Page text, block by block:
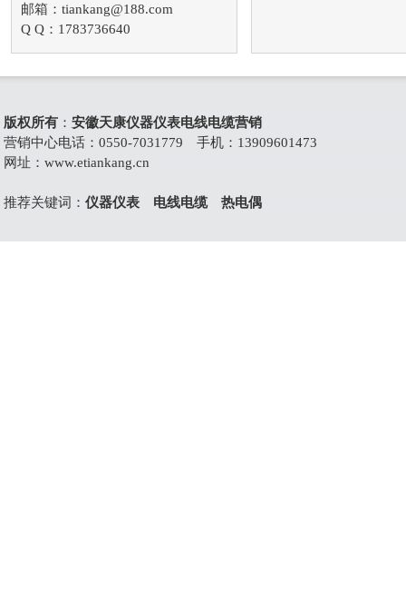
邮箱：tiankang@188.com
Q Q：1783736640
版权所有 ： 安徽天康仪器仪表电线电缆营销
营销中心电话：0550-7031779 手机：13909601473
网址： www.etiankang.cn
推荐关键词： 仪器仪表 电线电缆 热电偶